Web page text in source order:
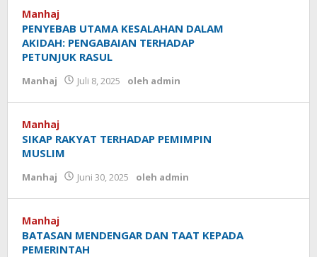
Manhaj
PENYEBAB UTAMA KESALAHAN DALAM
AKIDAH: PENGABAIAN TERHADAP
PETUNJUK RASUL
Manhaj Juli 8, 2025 oleh admin
Manhaj
SIKAP RAKYAT TERHADAP PEMIMPIN
MUSLIM
Manhaj Juni 30, 2025 oleh admin
Manhaj
BATASAN MENDENGAR DAN TAAT KEPADA
PEMERINTAH